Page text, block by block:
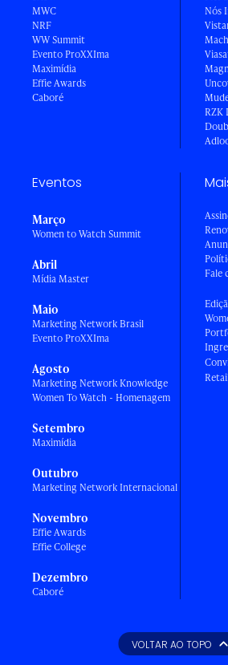
MWC
NRF
WW Summit
Evento ProXXIma
Maximídia
Effie Awards
Caboré
Nós
RZK
Eventos
Março
Women to Watch Summit
Abril
Mídia Master
Maio
Marketing Network Brasil
Evento ProXXIma
Agosto
Marketing Network Knowledge
Women To Watch - Homenagem
Setembro
Maximídia
Outubro
Marketing Network Internacional
Novembro
Effie Awards
Effie College
Dezembro
Caboré
Fale
VOLTAR AO TOPO